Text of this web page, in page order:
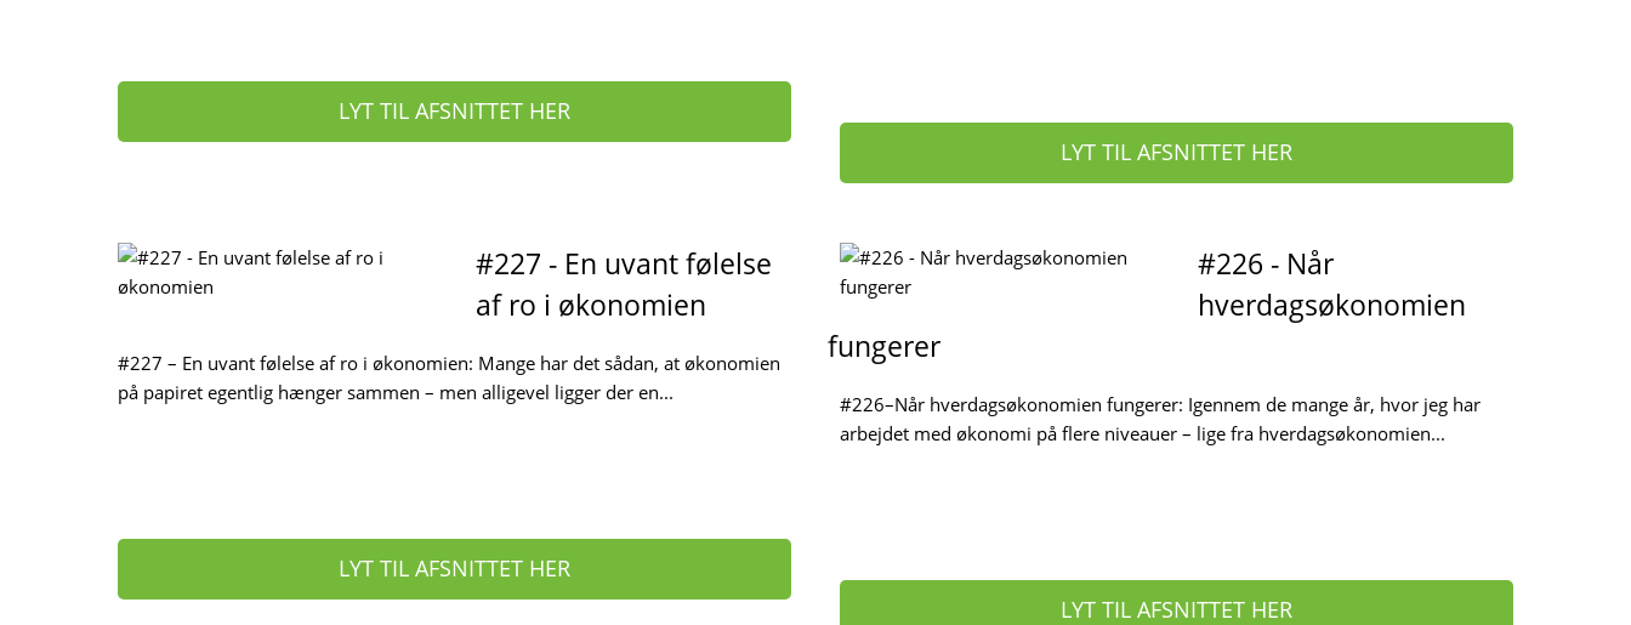
LYT TIL AFSNITTET HER
LYT TIL AFSNITTET HER
#227 - En uvant følelse
af ro i økonomien
#227 – En uvant følelse af ro i økonomien: Mange har det sådan, at økonomien
på papiret egentlig hænger sammen – men alligevel ligger der en...
LYT TIL AFSNITTET HER
#226 - Når
hverdagsøkonomien
fungerer
#226–Når hverdagsøkonomien fungerer: Igennem de mange år, hvor jeg har
arbejdet med økonomi på flere niveauer – lige fra hverdagsøkonomien...
LYT TIL AFSNITTET HER